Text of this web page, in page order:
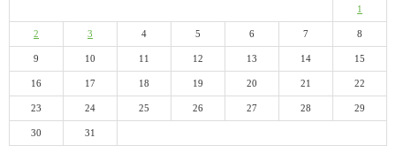
1
2 3 4 5 6 7 8
9 10 11 12 13 14 15
16 17 18 19 20 21 22
23 24 25 26 27 28 29
30 31